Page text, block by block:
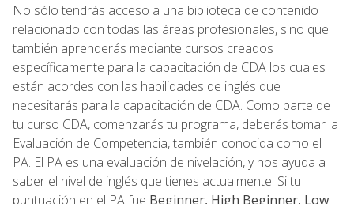
No sólo tendrás acceso a una biblioteca de contenido
relacionado con todas las áreas profesionales, sino que
también aprenderás mediante cursos creados
específicamente para la capacitación de CDA los cuales
están acordes con las habilidades de inglés que
necesitarás para la capacitación de CDA. Como parte de
tu curso CDA, comenzarás tu programa, deberás tomar la
Evaluación de Competencia, también conocida como el
PA. El PA es una evaluación de nivelación, y nos ayuda a
saber el nivel de inglés que tienes actualmente. Si tu
puntuación en el PA fue Beginner, High Beginner, Low